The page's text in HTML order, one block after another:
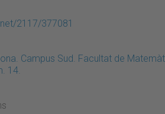
2117/377081
Campus Sud. Facultat de
14.